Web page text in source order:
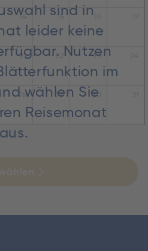
sind in
leider keine
Nutzen
im
wählen Sie
Reisemonat
aus.
14 15
21 22 23
28 29 30